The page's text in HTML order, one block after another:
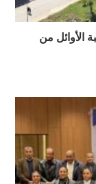
الأوائل من